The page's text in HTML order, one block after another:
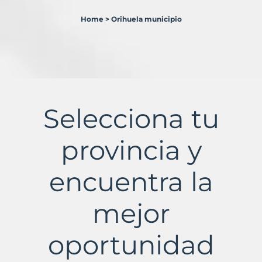
Murbalands
Home > Orihuela municipio
Selecciona tu
provincia y
encuentra la
mejor
oportunidad